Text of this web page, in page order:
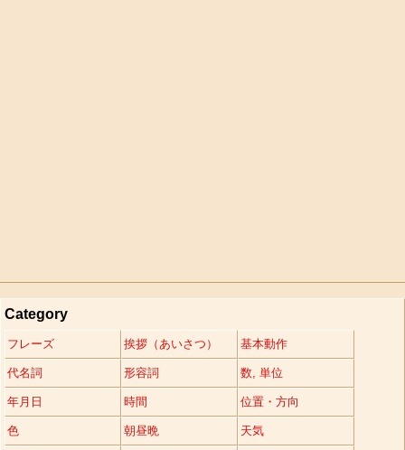
Category
フレーズ 挨拶（あいさつ） 基本動作
代名詞 形容詞 数, 単位
年月日 時間 位置・方向
色 朝昼晩 天気